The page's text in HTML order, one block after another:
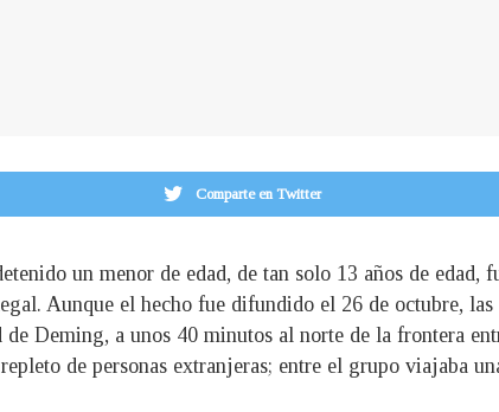
Comparte en Twitter
un menor de edad, de tan solo 13 años de edad,
Aunque el hecho fue difundido el 26 de octubre, las
Deming, a unos 40 minutos al norte de la frontera
de personas extranjeras; entre el grupo viajaba